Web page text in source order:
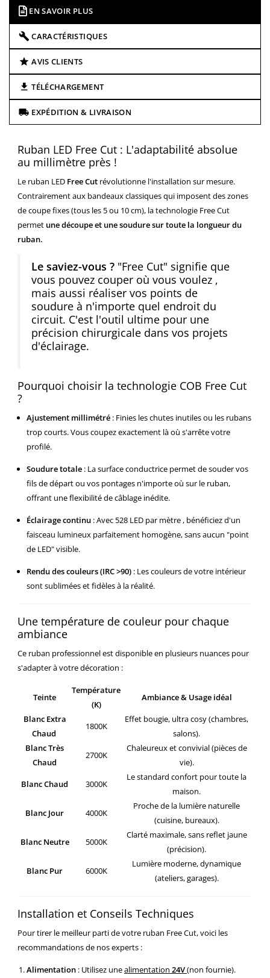
EN SAVOIR PLUS
CARACTÉRISTIQUES
AVIS CLIENTS
TÉLÉCHARGEMENT
EXPÉDITION & LIVRAISON
Ruban LED Free Cut : L'adaptabilité absolue
au millimètre près !
Le ruban LED Free Cut révolutionne l'installation sur mesure.
Contrairement aux bandeaux classiques qui imposent des zones
de coupe fixes (tous les 5 ou 10 cm), la technologie Free Cut
permet une découpe et une soudure sur toute la longueur du
ruban.
Le saviez-vous ? "Free Cut" signifie que
vous pouvez couper où vous voulez ,
mais aussi réaliser vos points de
soudure à n'importe quel endroit du
circuit. C'est l'outil ultime pour une
précision chirurgicale dans vos projets
d'éclairage.
Pourquoi choisir la technologie COB Free Cut
?
Ajustement millimétré : Finies les chutes inutiles ou les rubans
trop courts. Vous coupez exactement là où s'arrête votre
profilé.
Soudure totale : La surface conductrice permet de souder vos
fils de départ ou vos pontages n'importe où sur le ruban,
offrant une flexibilité de câblage inédite.
Éclairage continu :Avec 528 LED par mètre, bénéficiez d'un
faisceau lumineux parfaitement homogène, sans aucun "point
de LED" visible.
Rendu des couleurs (IRC >90) : Les couleurs de votre intérieur
sont sublimées et fidèles à la réalité.
Une température de couleur pour chaque
ambiance
Ce ruban professionnel est disponible en plusieurs nuances pour
s'adapter à votre décoration :
Teinte
Température
(K)
Ambiance & Usage idéal
Blanc Extra
Chaud
1800K
Effet bougie, ultra cosy (chambres,
salons).
Blanc Très
Chaud
2700K
Chaleureux et convivial (pièces de
vie).
Blanc Chaud
3000K
Le standard confort pour toute la
maison.
Blanc Jour
4000K
Proche de la lumière naturelle
(cuisine, bureaux).
Blanc Neutre
5000K
Clarté maximale, sans reflet jaune
(précision).
Blanc Pur
6000K
Lumière moderne, dynamique
(ateliers, garages).
Installation et Conseils Techniques
Pour tirer le meilleur parti de votre ruban Free Cut, voici les
recommandations de nos experts :
Alimentation : Utilisez unealimentation 24V(non fournie).